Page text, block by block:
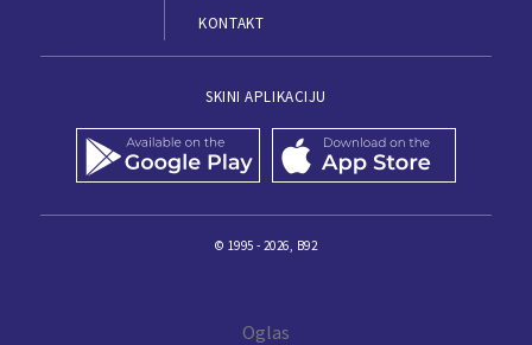
KONTAKT
SKINI APLIKACIJU
© 1995 - 2026, B92